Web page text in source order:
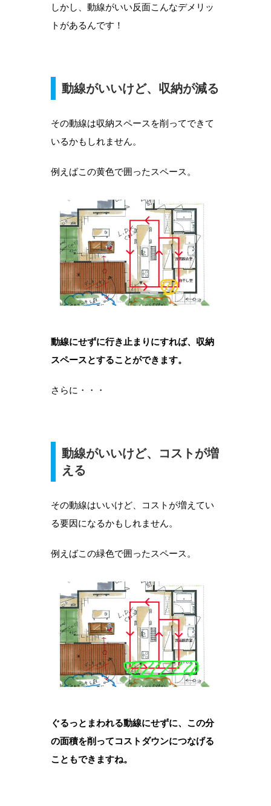
しかし、動線がいい反面こんなデメリッ
トがあるんです！
動線がいいけど、収納が減る
その動線は収納スペースを削ってできて
いるかもしれません。
例えばこの黄色で囲ったスペース。
動線にせずに行き止まりにすれば、収納
スペースとすることができます。
さらに・・・
動線がいいけど、コストが増
える
その動線はいいけど、コストが増えてい
る要因になるかもしれません。
例えばこの緑色で囲ったスペース。
ぐるっとまわれる動線にせずに、この分
の面積を削ってコストダウンにつなげる
こともできますね。